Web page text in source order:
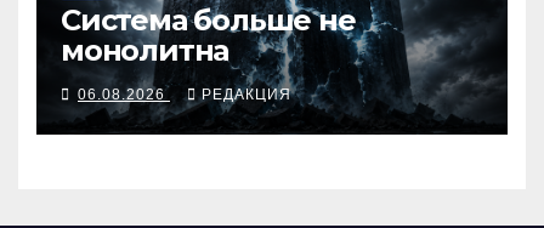
Система больше не
монолитна
06.08.2026 РЕДАКЦИЯ